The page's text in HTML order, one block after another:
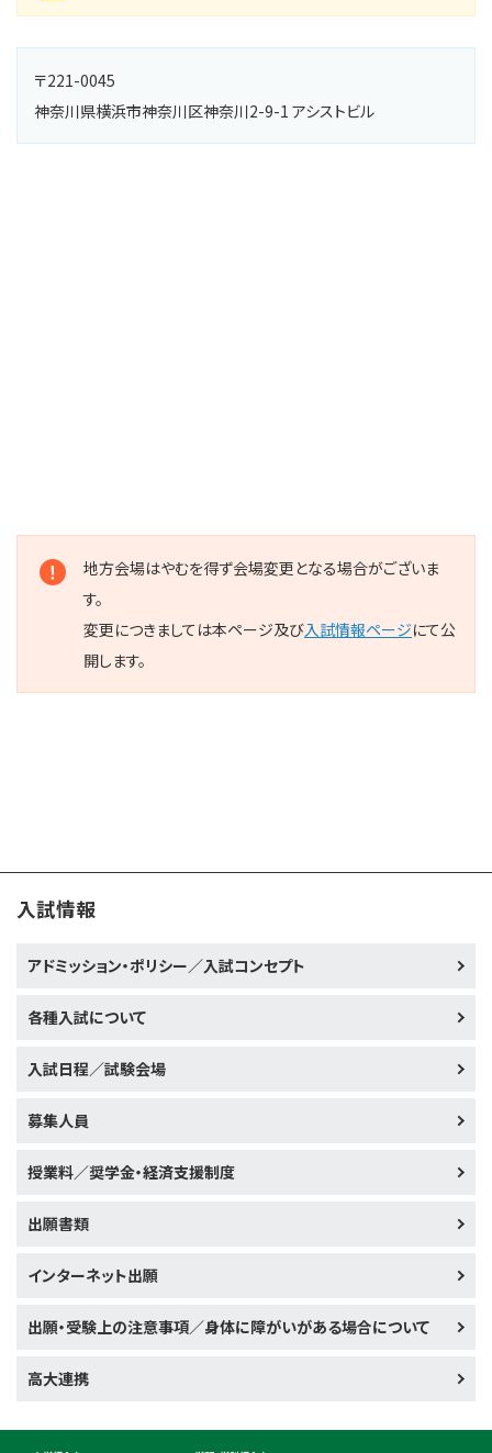
〒221-0045
神奈川県横浜市神奈川区神奈川2-9-1 アシストビル
地方会場はやむを得ず会場変更となる場合がございま
す。
変更につきましては本ページ及び入試情報ページにて公
開します。
入試情報
アドミッション・ポリシー／入試コンセプト
各種入試について
入試日程／試験会場
募集人員
授業料／奨学金・経済支援制度
出願書類
インターネット出願
出願・受験上の注意事項／身体に障がいがある場合について
高大連携